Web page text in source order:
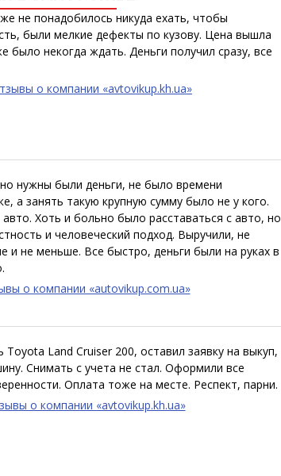
не понадобилось никуда ехать, чтобы
были мелкие дефекты по кузову. Цена вышла
некогда ждать. Деньги получил сразу, все
о компании «avtovikup.kh.ua»
нужны были деньги, не было времени
а занять такую крупную сумму было не у кого.
Хоть и больно было расставаться с авто, но
и человеческий подход. Выручили, не
и не меньше. Все быстро, деньги были на руках в
о компании «autovikup.com.ua»
Land Cruiser 200, оставил заявку на выкуп,
Снимать с учета не стал. Оформили все
Оплата тоже на месте. Респект, парни.
о компании «avtovikup.kh.ua»